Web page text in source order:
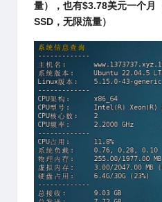
量），也有$3.78美元一个月
SSD，无限流量）